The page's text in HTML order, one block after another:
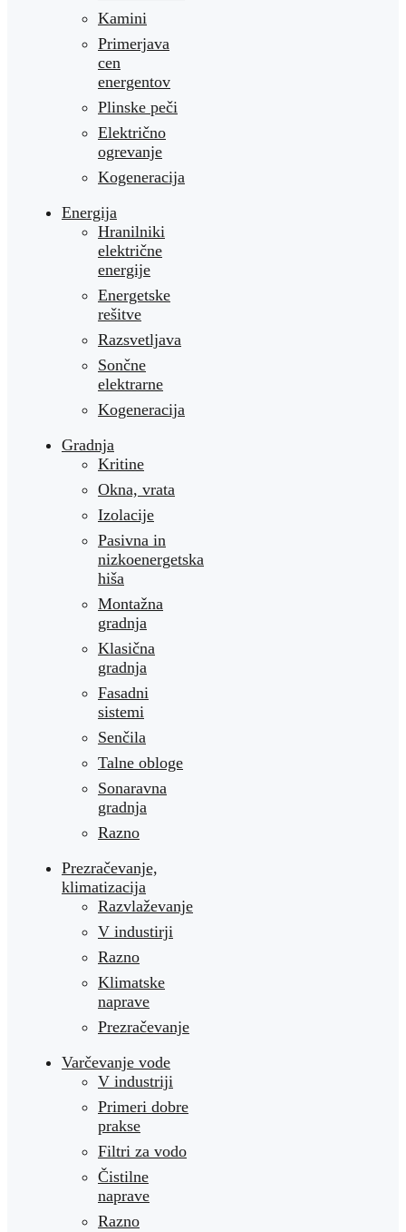
Kamini
Primerjava
cen
energentov
Plinske peči
Električno
ogrevanje
Kogeneracija
Energija
Hranilniki
električne
energije
Energetske
rešitve
Razsvetljava
Sončne
elektrarne
Kogeneracija
Gradnja
Kritine
Okna, vrata
Izolacije
Pasivna in
nizkoenergetska
hiša
Montažna
gradnja
Klasična
gradnja
Fasadni
sistemi
Senčila
Talne obloge
Sonaravna
gradnja
Razno
Prezračevanje,
klimatizacija
Razvlaževanje
V industirji
Razno
Klimatske
naprave
Prezračevanje
Varčevanje vode
V industriji
Primeri dobre
prakse
Filtri za vodo
Čistilne
naprave
Razno